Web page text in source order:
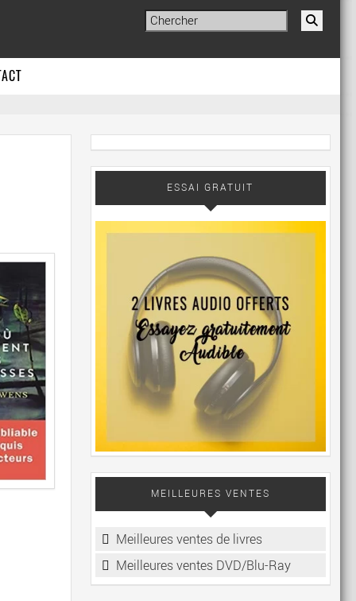
ESSAI GRATUIT
MEILLEURES VENTES
Meilleures ventes de livres
Meilleures ventes DVD/Blu-Ray